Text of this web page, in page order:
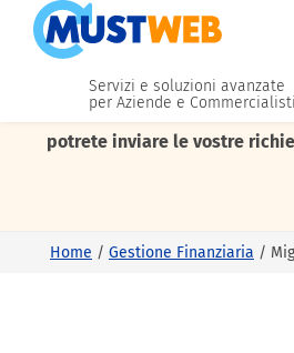
Servizi e soluzioni avanzate
per Aziende e Commercialisti
I nostri uffici resteranno chiusi da
potrete inviare le vostre
Home / Gestione Finanziaria /